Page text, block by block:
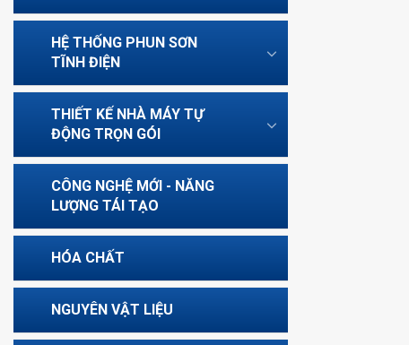
HỆ THỐNG PHUN SƠN
TĨNH ĐIỆN
THIẾT KẾ NHÀ MÁY TỰ
ĐỘNG TRỌN GÓI
CÔNG NGHỆ MỚI - NĂNG
LƯỢNG TÁI TẠO
HÓA CHẤT
NGUYÊN VẬT LIỆU